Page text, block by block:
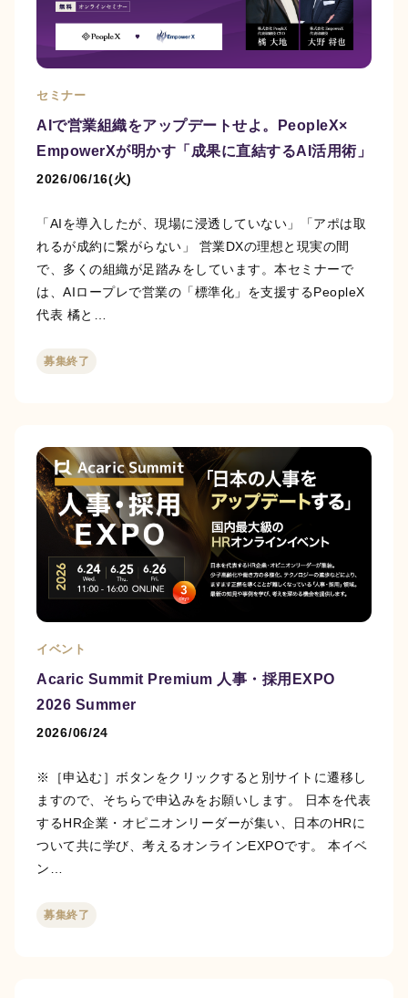
セミナー
AIで営業組織をアップデートせよ。PeopleX×
EmpowerXが明かす「成果に直結するAI活用術」
2026/06/16(火)
「AIを導入したが、現場に浸透していない」「アポは取
れるが成約に繋がらない」 営業DXの理想と現実の間
で、多くの組織が足踏みをしています。本セミナーで
は、AIロープレで営業の「標準化」を支援するPeopleX
代表 橘と…
募集終了
イベント
Acaric Summit Premium 人事・採用EXPO
2026 Summer
2026/06/24
※［申込む］ボタンをクリックすると別サイトに遷移し
ますので、そちらで申込みをお願いします。 日本を代表
するHR企業・オピニオンリーダーが集い、日本のHRに
ついて共に学び、考えるオンラインEXPO​​​​​です。 本イベ
ン…
募集終了